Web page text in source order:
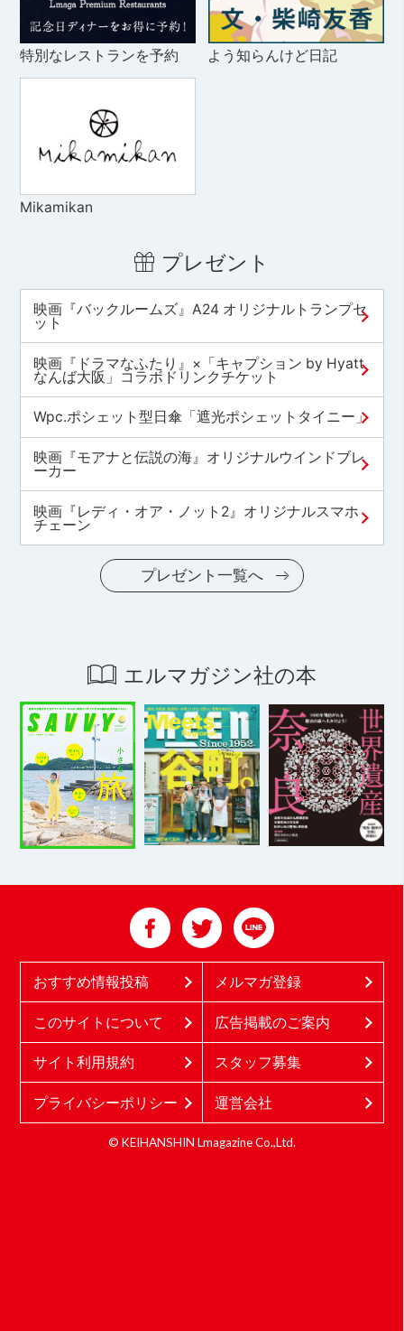
特別なレストランを予約 よう知らんけど日記
Mikamikan
プレゼント
映画『バックルームズ』A24 オリジナルトランプセ
ット
映画『ドラマなふたり』×「キャプション by Hyatt
なんば大阪」コラボドリンクチケット
Wpc.ポシェット型日傘「遮光ポシェットタイニー」
映画『モアナと伝説の海』オリジナルウインドブレ
ーカー
映画『レディ・オア・ノット2』オリジナルスマホ
チェーン
プレゼント一覧へ
エルマガジン社の本
おすすめ情報投稿 メルマガ登録
このサイトについて 広告掲載のご案内
サイト利用規約 スタッフ募集
プライバシーポリシー 運営会社
© KEIHANSHIN Lmagazine Co.,Ltd.